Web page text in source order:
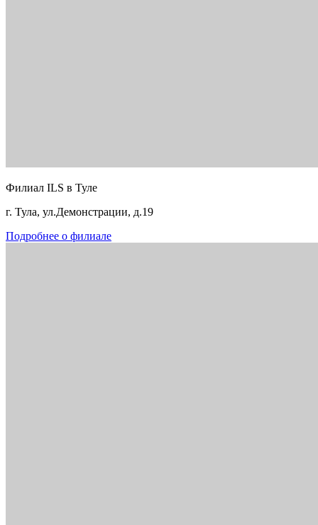
Филиал ILS в Туле
г. Тула, ул.Демонстрации, д.19
Подробнее о филиале